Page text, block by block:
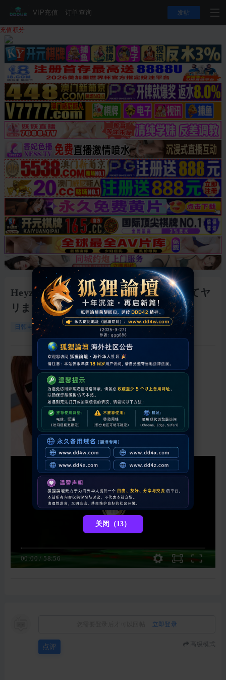
VIP充值 订单查询 发帖
充值积分
Heyzo-3736 ヤリマンな微熟女をイカせてヤ
リました！Vol.2 #坂口すみれ #Heyzo
日韩电影 15835 0 2026-5-10 01:02:59
00:00 / 58:56
立即登录
点评 高级模式
关闭（12）